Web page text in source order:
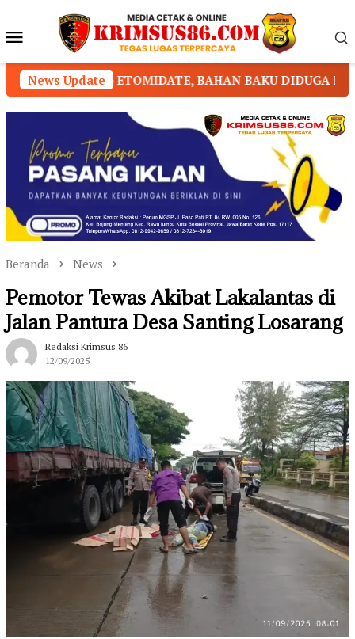
konten Menu
Mobile
News UpdateBAHAN BAKU DIDUGA DIPASOK DARI
Beranda News
Pemotor Tewas Akibat Lakalantas di
Jalan Pantura Desa Santing Losarang
Redaksi Krimsus 86
12/09/2025